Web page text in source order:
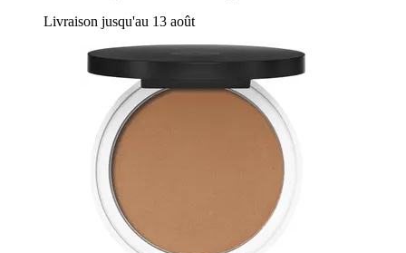
Livraison jusqu'au 13 août